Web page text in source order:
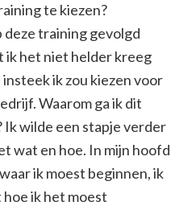
te kiezen?
deze training gevolgd
ik het niet helder kreeg
ik zou kiezen voor
Waarom ga ik dit
Ik wilde een stapje verder
wat en hoe. In mijn hoofd
ik moest beginnen, ik
ik het moest